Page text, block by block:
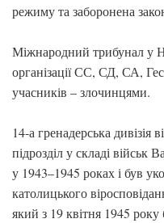
режиму та заборонена
Міжнародний трибунал у
організації СС, СД, СА,
учасників – злочинцями.
14-а гренадерська
підрозділ у складі
у 1943–1945 роках і був
католицького
який з 19 квітня 1945